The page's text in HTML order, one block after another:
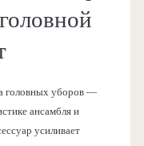
головных уборов —
ансамбля и
усиливает